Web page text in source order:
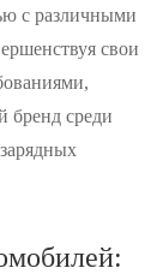
с различными
свои
бренд среди